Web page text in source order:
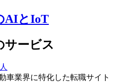
AIとIoT
サービス
車業界に特化した転職サイト